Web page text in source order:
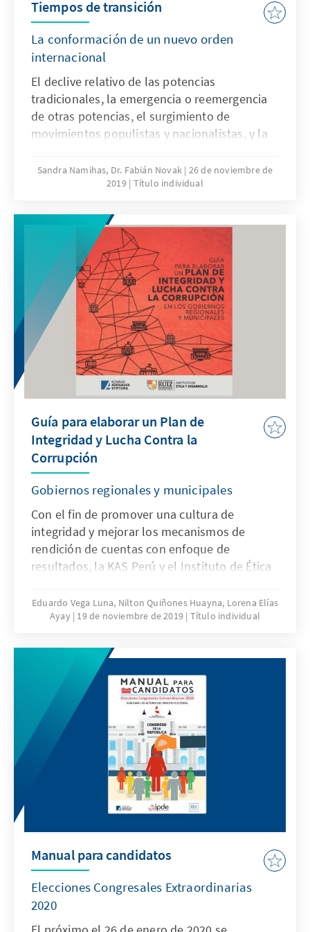
Tiempos de transición
La conformación de un nuevo orden
internacional
El declive relativo de las potencias
tradicionales, la emergencia o reemergencia
de otras potencias, el surgimiento de
movimientos populistas y nacionalistas, y la
algunos de los aspectos que trata Tiempos de
transición. La conformación de un nuevo
Instituto de Estudios Internacionales (IDEI) de
la PUCP y la Fundación Konrad Adenauer en
el Perú.
Sandra Namihas, Dr. Fabián Novak 26 de noviembre de
2019 Título individual
Guía para elaborar un Plan de
Integridad y Lucha Contra la
Corrupción
Gobiernos regionales y municipales
Con el fin de promover una cultura de
integridad y mejorar los mecanismos de
rendición de cuentas con enfoque de
resultados, la KAS Perú y el Instituto de Ética
metodología para que las instituciones del
nivel descentralizado elaboren de manera
Contra la Corrupción, que les permita medir
sus acciones a través resultados,
identificando intervenciones eficaces en las
distintas áreas de riesgo de cada institución.
Eduardo Vega Luna, Nilton Quiñones Huayna, Lorena Elías
Ayay 19 de noviembre de 2019 Título individual
Manual para candidatos
Elecciones Congresales Extraordinarias
2020